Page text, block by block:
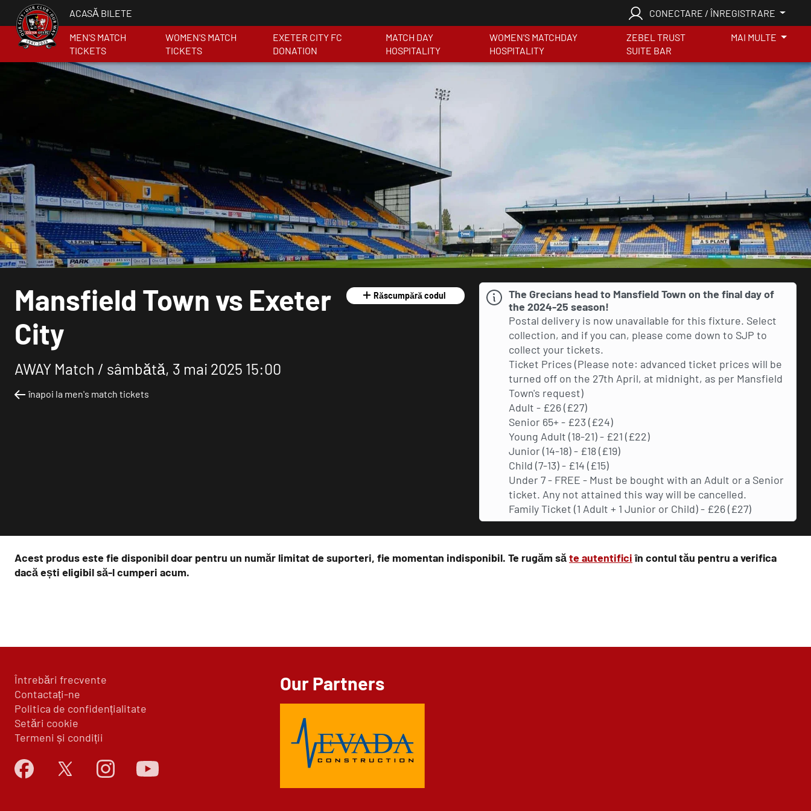
ACASĂ BILETE CONECTARE / ÎNREGISTRARE
MEN'S MATCH
TICKETS
WOMEN'S MATCH
TICKETS
EXETER CITY FC
DONATION
MATCH DAY
HOSPITALITY
WOMEN'S MATCHDAY
HOSPITALITY
ZEBEL TRUST
SUITE BAR
MAI MULTE
Mansfield Town vs Exeter
City
AWAY Match / sâmbătă, 3 mai 2025 15:00
înapoi la men's match tickets
Răscumpără codul
The Grecians head to Mansfield Town on the final day of
the 2024-25 season!
Postal delivery is now unavailable for this fixture. Select
collection, and if you can, please come down to SJP to
collect your tickets.
Ticket Prices (Please note: advanced ticket prices will be
turned off on the 27th April, at midnight, as per Mansfield
Town's request)
Adult - £26 (£27)
Senior 65+ - £23 (£24)
Young Adult (18-21) - £21 (£22)
Junior (14-18) - £18 (£19)
Child (7-13) - £14 (£15)
Under 7 - FREE - Must be bought with an Adult or a Senior
ticket. Any not attained this way will be cancelled.
Family Ticket (1 Adult + 1 Junior or Child) - £26 (£27)
Acest produs este fie disponibil doar pentru un număr limitat de suporteri, fie momentan indisponibil. Te rugăm săte autentificiîn contul tău pentru a verifica
dacă ești eligibil să-l cumperi acum.
Întrebări frecvente
Contactați-ne
Politica de confidențialitate
Setări cookie
Termeni și condiții
Our Partners